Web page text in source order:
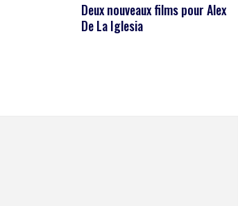
Deux nouveaux films pour Alex
De La Iglesia